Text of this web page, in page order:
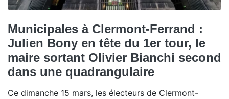
Municipales à Clermont-Ferrand :
Julien Bony en tête du 1er tour, le
maire sortant Olivier Bianchi second
dans une quadrangulaire
Ce dimanche 15 mars, les électeurs de Clermont-